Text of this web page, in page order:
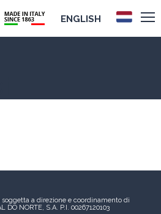
ENGLISH
soggetta a direzione e coordinamento di
DO NORTE, S.A. P.I. 00267120103